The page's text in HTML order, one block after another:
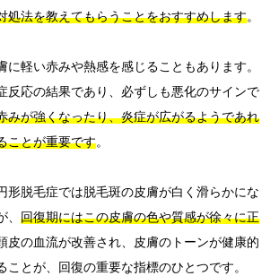
処法を教えてもらうことをおすすめします。
に軽い赤みや熱感を感じることもあります。
反応の結果であり、必ずしも悪化のサインで
みが強くなったり、炎症が広がるようであれ
ことが重要です。
形脱毛症では脱毛斑の皮膚が白く滑らかにな
回復期にはこの皮膚の色や質感が徐々に正
皮の血流が改善され、皮膚のトーンが健康的
ことが、回復の重要な指標のひとつです。